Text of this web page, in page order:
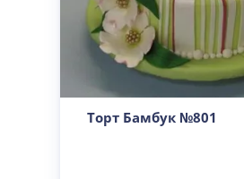
Торт Бамбук №801